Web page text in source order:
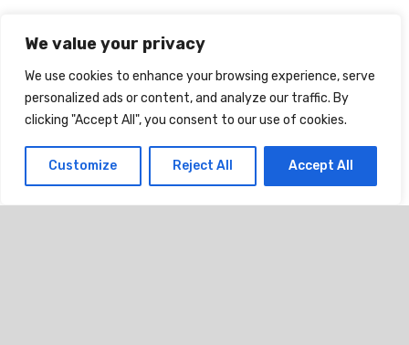
We value your privacy
We use cookies to enhance your browsing experience, serve
personalized ads or content, and analyze our traffic. By
clicking "Accept All", you consent to our use of cookies.
Customize Reject All Accept All
Sminkkalender
349kr (För 93 dagar sedan)
PEZ Adventskalender
379 (För 93 dagar sedan)
Wally and Whiz Adventskalender med